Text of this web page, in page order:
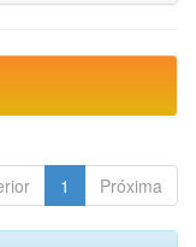
1 Próxima